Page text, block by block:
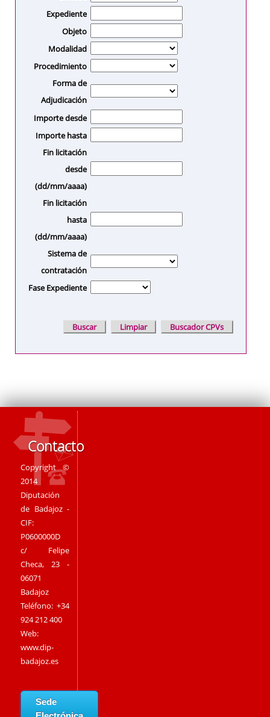
Expediente
Objeto
Modalidad
Procedimiento
Forma de
Adjudicación
Importe desde
Importe hasta
Fin licitación
desde
(dd/mm/aaaa)
Fin licitación
hasta
(dd/mm/aaaa)
Sistema de
contratación
Fase Expediente
Contacto
Copyright ©
2014
Diputación
de Badajoz -
CIF:
P0600000D
c/ Felipe
Checa, 23 -
06071
Badajoz
Teléfono: +34
924 212 400
Web:
www.dip-
badajoz.es
Sede